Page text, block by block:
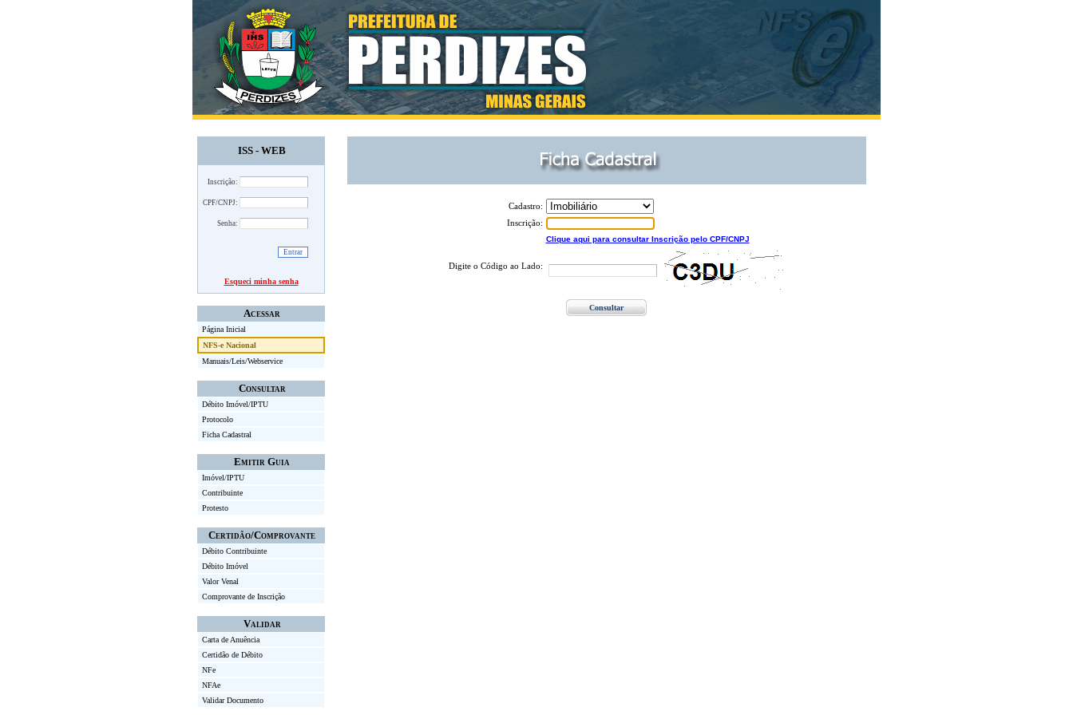
ISS - WEB
Inscrição:
CPF/CNPJ:
Senha:
Esqueci minha senha
Acessar
Página Inicial
NFS-e Nacional
Manuais/Leis/Webservice
Consultar
Débito Imóvel/IPTU
Protocolo
Ficha Cadastral
Emitir Guia
Imóvel/IPTU
Contribuinte
Protesto
Certidão/Comprovante
Débito Contribuinte
Débito Imóvel
Valor Venal
Comprovante de Inscrição
Validar
Carta de Anuência
Certidão de Débito
NFe
NFAe
Validar Documento
Cadastro:
Inscrição:
Clique aqui para consultar Inscrição pelo CPF/CNPJ
Digite o Código ao Lado: